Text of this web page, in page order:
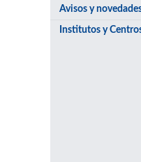
Avisos y
Institutos y